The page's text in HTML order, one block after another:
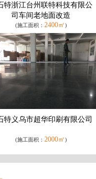
特浙江台州联特科技有限公
司车间老地面改造
(施工面积： 2400㎡)
特义乌市超华印刷有限公司
(施工面积： 2000㎡)